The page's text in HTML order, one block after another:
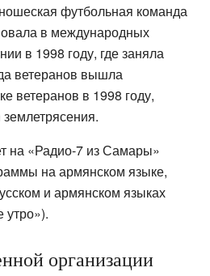
футбольная команда
в международных
в 1998 году, где заняла
ветеранов вышла
ветеранов в 1998 году,
на «Радио-7 из Самары»
на армянском языке,
и армянском языках
утро»).
организации